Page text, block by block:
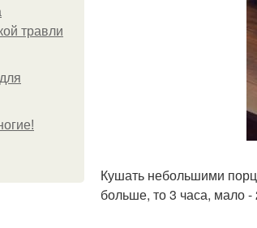
травли
Кушать небольшими
больше, то 3 часа, мало -